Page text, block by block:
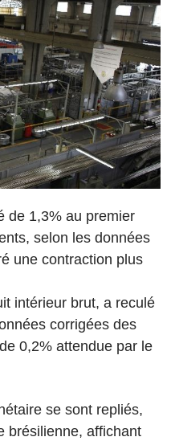
de 1,3% au premier
selon les données
une contraction plus
intérieur brut, a reculé
corrigées des
0,2% attendue par le
se sont repliés,
brésilienne, affichant